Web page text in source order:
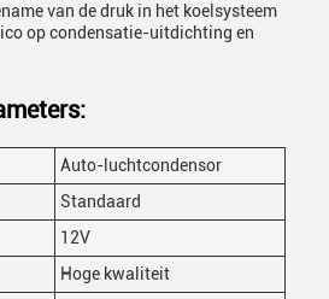
van de druk in het koelsysteem
op condensatie-uitdichting en
Auto-luchtcondensor
Standaard
12V
Hoge kwaliteit